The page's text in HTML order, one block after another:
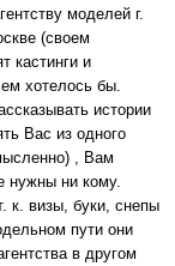
моделей г.
(своем
кастинги и
хотелось бы.
истории
Вас из одного
, Вам
нужны ни кому.
к. визы, буки, снепы
пути они
в другом